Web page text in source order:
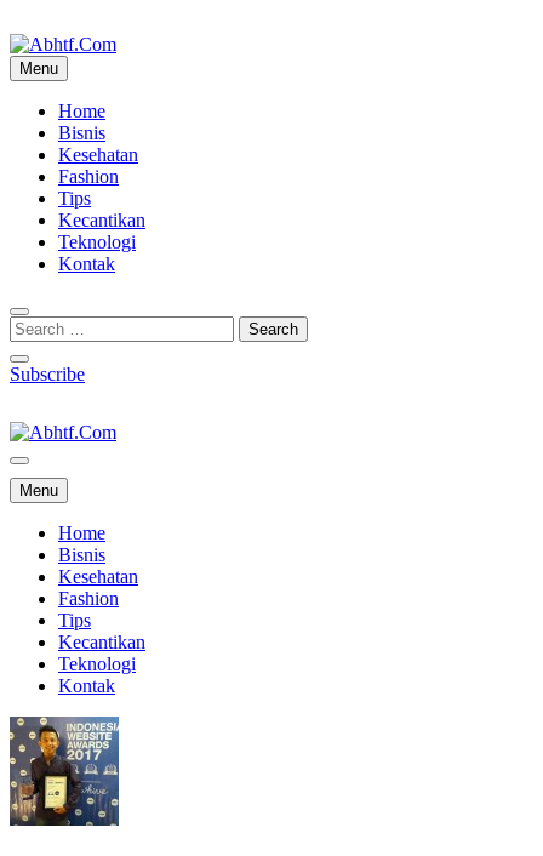
to
content
Menu
Home
Bisnis
Kesehatan
Fashion
Tips
Kecantikan
Teknologi
Kontak
Subscribe
Abhtf.Com
Menu
Home
Bisnis
Kesehatan
Fashion
Tips
Kecantikan
Teknologi
Kontak